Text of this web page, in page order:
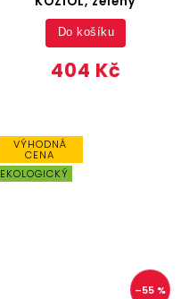
404 Kč
Do košíku
VÝHODNÁ
CENA
EKOLOGICKÝ
–55 %